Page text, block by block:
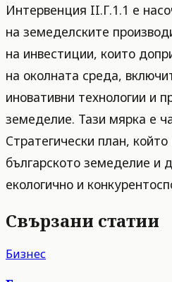
Интервенция II.Г.1.1 е
на земеделските
на инвестиции, които
на околната среда,
иновативни технологии и
земеделие. Тази мярка е
Стратегически план,
българското земеделие и
екологично и
Свързани статии
Бизнес